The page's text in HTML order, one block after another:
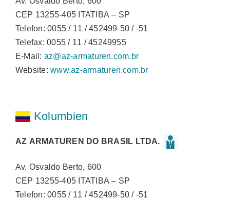
CEP 13255-405 ITATIBA – SP
Telefon: 0055 / 11 / 452499-50 / -51
Telefax: 0055 / 11 / 45249955
E-Mail: az@az-armaturen.com.br
Website:www.az-armaturen.com.br
Kolumbien
AZ ARMATUREN DO BRASIL LTDA.
Av. Osvaldo Berto, 600
CEP 13255-405 ITATIBA – SP
Telefon: 0055 / 11 / 452499-50 / -51